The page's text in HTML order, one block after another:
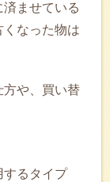
ませている
なった物は
方や、買い替
するタイプ